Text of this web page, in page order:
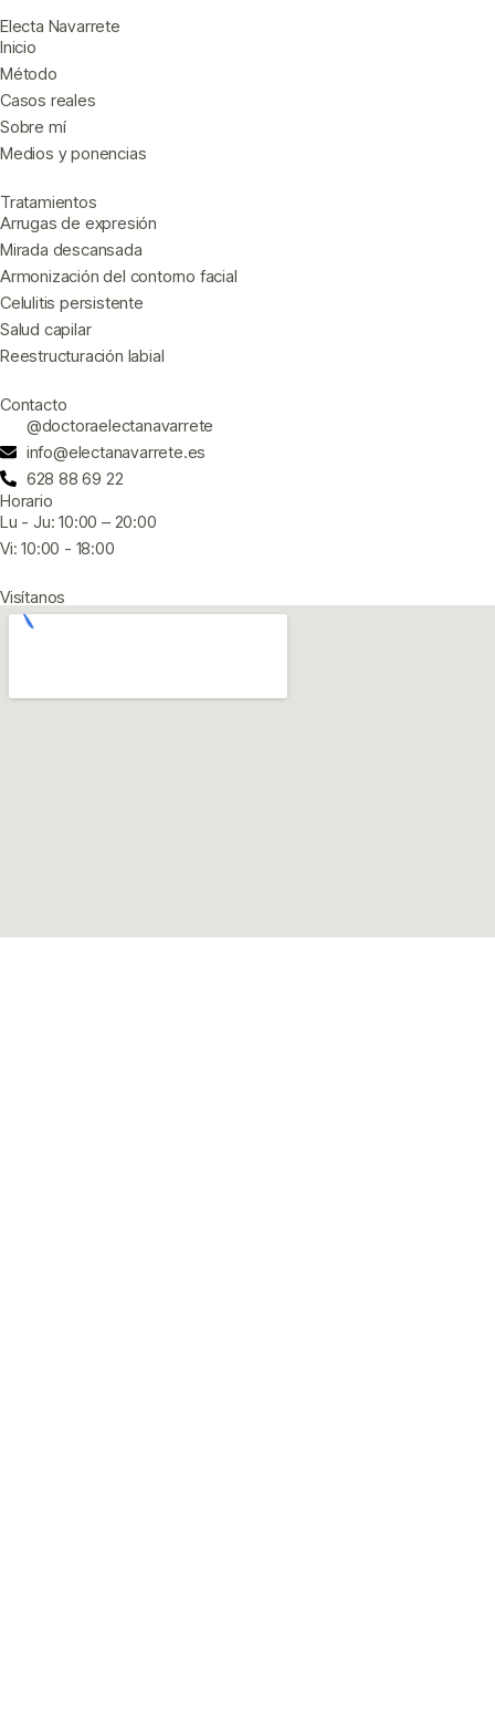
Electa Navarrete
Inicio
Método
Casos reales
Sobre mí
Medios y ponencias
Tratamientos
Arrugas de expresión
Mirada descansada
Armonización del contorno facial
Celulitis persistente
Salud capilar
Reestructuración labial
Contacto
@doctoraelectanavarrete
info@electanavarrete.es
628 88 69 22
Horario
Lu - Ju: 10:00 – 20:00
Vi: 10:00 - 18:00
Visítanos